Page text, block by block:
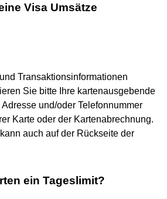
Visa Umsätze
Transaktionsinformationen
Sie bitte Ihre kartenausgebende
und/oder Telefonnummer
Karte oder der Kartenabrechnung.
auch auf der Rückseite der
ein Tageslimit?